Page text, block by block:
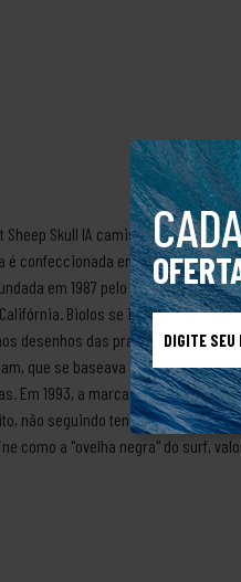
Sheep Skull IA camiseta Lost
é confeccionada em algodão de
em 1987 pelo shaper Matt
Biolos se inspirava no
desenhos das pranchas.O nome
que se baseava apenas no uso
Em 1993, a marca lançou seus
não seguindo tendências ou
como a "ovelha negra" do surf,